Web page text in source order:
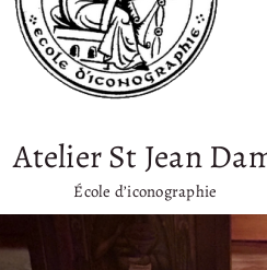
Atelier St Jean
École d’iconographie